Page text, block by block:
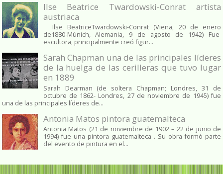
Ilse Beatrice Twardowski-Conrat artista
austriaca
Ilse BeatriceTwardowski-Conrat (Viena, 20 de enero
de1880-Múnich, Alemania, 9 de agosto de 1942) Fue
escultora, principalmente creó figur...
Sarah Chapman una de las principales líderes
de la huelga de las cerilleras que tuvo lugar
en 1889
Sarah Dearman (de soltera Chapman; Londres, 31 de
octubre de 1862​- Londres, 27 de noviembre de 1945)​ fue
una de las principales líderes de...
Antonia Matos pintora guatemalteca
Antonia Matos (21 de noviembre de 1902 – 22 de junio de
1994) fue una pintora guatemalteca . Su obra formó parte
del evento de pintura en el...